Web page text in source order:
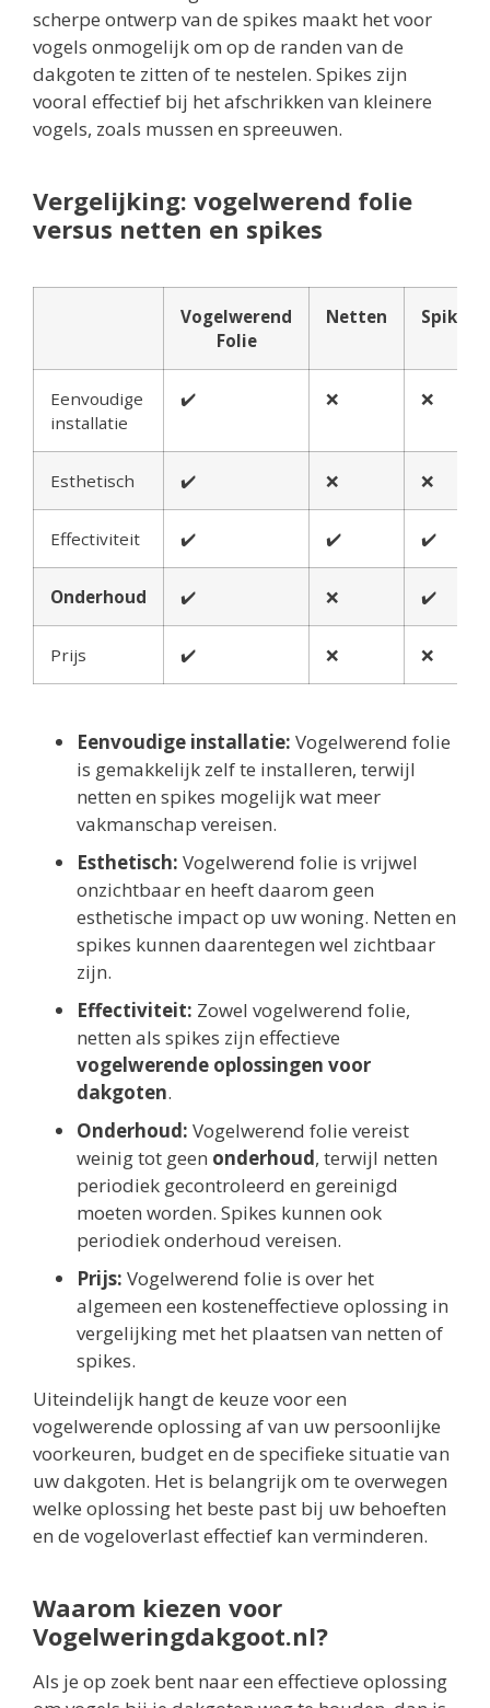
scherpe ontwerp van de spikes maakt het voor
vogels onmogelijk om op de randen van de
dakgoten te zitten of te nestelen. Spikes zijn
vooral effectief bij het afschrikken van kleinere
vogels, zoals mussen en spreeuwen.
Vergelijking: vogelwerend folie
versus netten en spikes
Vogelwerend
Folie
Netten Spikes
Eenvoudige
installatie
✔️ ❌ ❌
Esthetisch ✔️ ❌ ❌
Effectiviteit ✔️ ✔️ ✔️
Onderhoud ✔️ ❌ ✔️
Prijs ✔️ ❌ ❌
Eenvoudige installatie: Vogelwerend folie
is gemakkelijk zelf te installeren, terwijl
netten en spikes mogelijk wat meer
vakmanschap vereisen.
Esthetisch: Vogelwerend folie is vrijwel
onzichtbaar en heeft daarom geen
esthetische impact op uw woning. Netten en
spikes kunnen daarentegen wel zichtbaar
zijn.
Effectiviteit: Zowel vogelwerend folie,
netten als spikes zijn effectieve
vogelwerende oplossingen voor
dakgoten.
Onderhoud: Vogelwerend folie vereist
weinig tot geen onderhoud, terwijl netten
periodiek gecontroleerd en gereinigd
moeten worden. Spikes kunnen ook
periodiek onderhoud vereisen.
Prijs: Vogelwerend folie is over het
algemeen een kosteneffectieve oplossing in
vergelijking met het plaatsen van netten of
spikes.
Uiteindelijk hangt de keuze voor een
vogelwerende oplossing af van uw persoonlijke
voorkeuren, budget en de specifieke situatie van
uw dakgoten. Het is belangrijk om te overwegen
welke oplossing het beste past bij uw behoeften
en de vogeloverlast effectief kan verminderen.
Waarom kiezen voor
Vogelweringdakgoot.nl?
Als je op zoek bent naar een effectieve oplossing